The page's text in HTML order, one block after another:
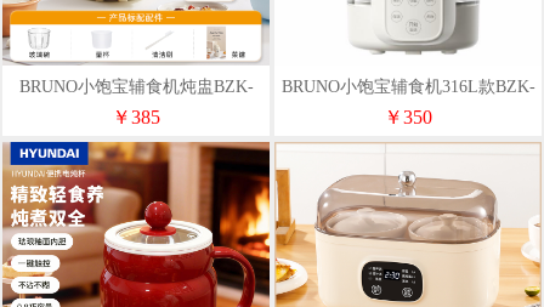
BRUNO小饱宝辅食机炖盅BZK-
FSJ6SH01炖盅IV
￥385
BRUNO小饱宝辅食机316L款BZK-
FSJ6LH01标配
￥350